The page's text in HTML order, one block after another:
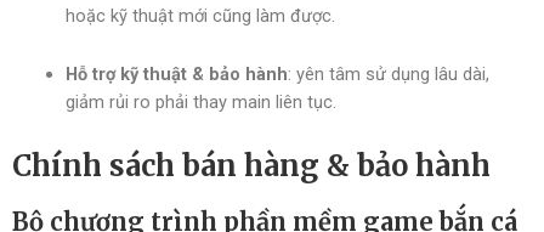
hoặc kỹ thuật mới cũng làm được.
Hỗ trợ kỹ thuật & bảo hành: yên tâm sử dụng lâu dài,
giảm rủi ro phải thay main liên tục.
Chính sách bán hàng & bảo hành
Bộ chương trình phần mềm game bắn cá